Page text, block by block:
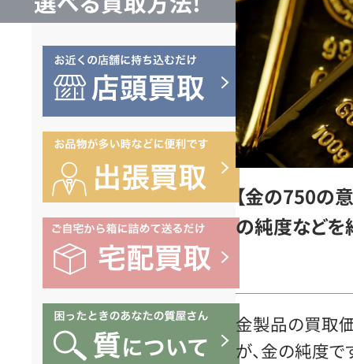
【金の750の
の純度などを
金製品の買取
が、金の純度